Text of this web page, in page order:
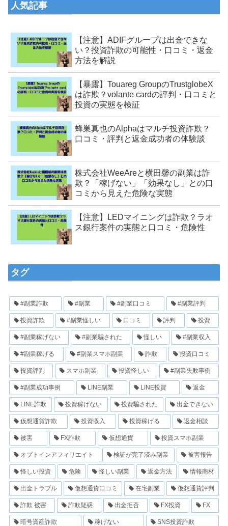
人気記事
【注意】ADIFグループは出金できな
い？投資詐欺の可能性・口コミ・返金
方法を解説
【暴露】Touareg GroupのTrustglobeX
は詐欺？volante cardの評判・口コミと
投資の実態を検証
蜂巣真也のAlphaはマルチ投資詐欺？
口コミ・評判と返金成功者の体験談
株式会社WeeAreと横田馨の副業は詐
欺？「稼げない」「効果なし」との口
コミから見えた危険な実態
【注意】LEDマイニングは詐欺？ラオ
ス銀行案件の実態と口コミ・危険性
タグ
#副業詐欺 #副業 #副業口コミ #副業評判
投資詐欺 #副業怪しい 口コミ 評判 投資
#副業稼げない #副業騙された 怪しい #副業収入
#副業稼げる #副業スマホ副業 詐欺 投資口コミ
投資評判 スマホ副業 投資怪しい #副業失敗事例
#副業成功事例 LINE副業 LINE投資 返金
LINE詐欺 投資稼げない 投資騙された 出金できない
仮想通貨詐欺 投資収入 投資稼げる 返金相談
被害 FX詐欺 仮想通貨 投資スマホ副業
オプトインアフィリエイト 検証が完了済み副業 被害報告
怪しい投資 危険 怪しい副業 返金方法 情報商材
出金トラブル 仮想通貨口コミ 在宅副業 仮想通貨評判
詐欺 被害 詐欺疑惑 出金拒否 FX投資 FX
暗号資産詐欺 稼げない SNS投資詐欺